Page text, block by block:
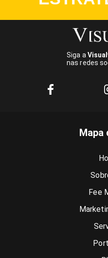
Siga a
nas redes
Mapa
Fee